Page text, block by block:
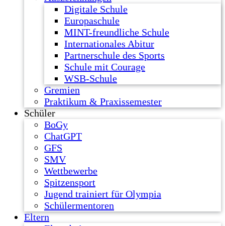
Digitale Schule
Europaschule
MINT-freundliche Schule
Internationales Abitur
Partnerschule des Sports
Schule mit Courage
WSB-Schule
Gremien
Praktikum & Praxissemester
Schüler
BoGy
ChatGPT
GFS
SMV
Wettbewerbe
Spitzensport
Jugend trainiert für Olympia
Schülermentoren
Eltern